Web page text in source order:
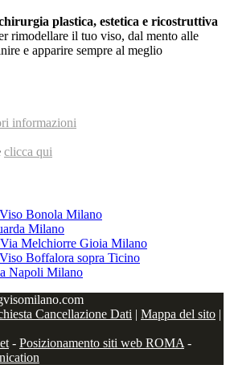
plastica, estetica e ricostruttiva
rimodellare il tuo viso, dal mento alle
e apparire sempre al meglio
informazioni
clicca qui
Bonola Milano
Milano
Melchiorre Gioia Milano
Boffalora sopra Ticino
Napoli Milano
Cancellazione Dati | Mappa del sito |
- Posizionamento siti web ROMA -